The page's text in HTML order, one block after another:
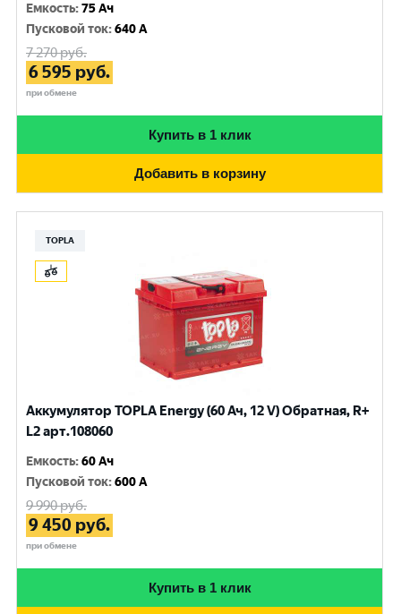
Емкость:75 Ач
Пусковой ток:640 A
7 270руб.
6 595 руб.
при обмене
Купить в 1 клик
Добавить в корзину
TOPLA
Аккумулятор TOPLA Energy (60 Ач, 12 V) Обратная, R+
L2 арт.108060
Емкость:60 Ач
Пусковой ток:600 A
9 990руб.
9 450 руб.
при обмене
Купить в 1 клик